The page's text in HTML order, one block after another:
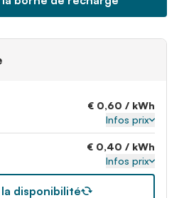
€ 0,60 / kWh
Infos prix
€ 0,40 / kWh
Infos prix
disponibilité